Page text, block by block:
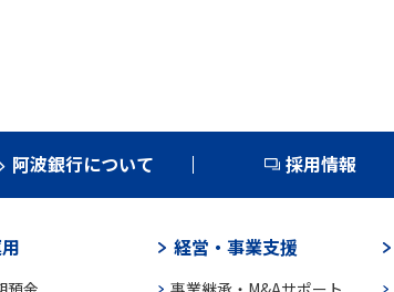
阿波銀行について 採用情報
経営・事業支援